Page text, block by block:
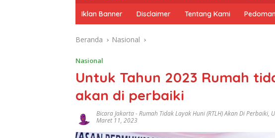
e
Iklan Banner Disclaimer Tentang Kami
Beranda Nasional
Nasional
Untuk Tahun 2023 Rumah
akan di perbaiki
Bicara Jakarta-Rumah Tidak Layak Huni (RTLH) Akan Di Perbaiki,
Maret 11, 2023